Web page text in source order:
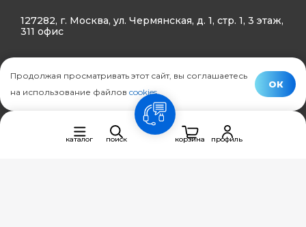
127282, г. Москва, ул. Чермянская, д. 1, стр. 1, 3 этаж,
311 офис
Политика конфиденциальности
© Ifreez - продажа и установка климатической техники,
каталог поиск
связь
корзина
профиль
Продолжая просматривать этот сайт, вы соглашаетесь
на использование файлов cookies.
ОК